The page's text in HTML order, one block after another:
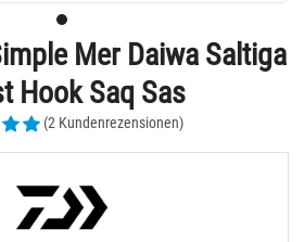
Mer Daiwa Saltiga
Hook Saq Sas
(2 Kundenrezensionen)